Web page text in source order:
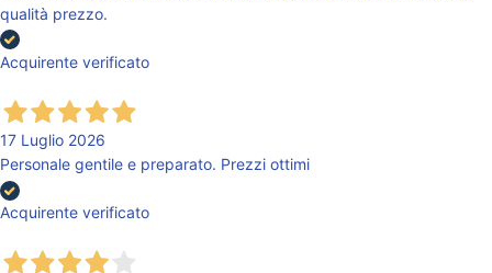
qualità prezzo.
Acquirente verificato
17 Luglio 2026
Personale gentile e preparato. Prezzi ottimi
Acquirente verificato